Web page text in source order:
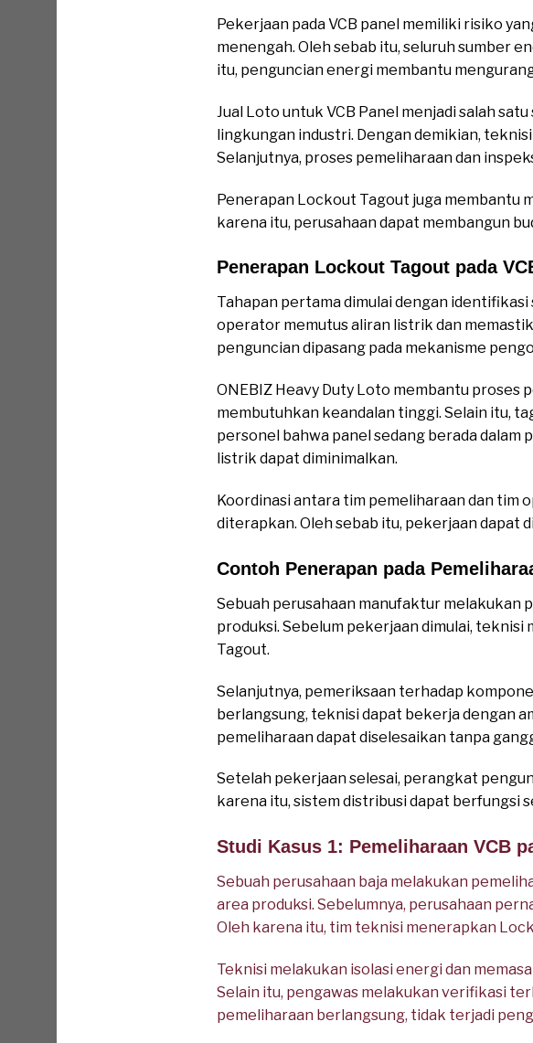
Pekerjaan pada VCB panel memiliki risiko
menengah. Oleh sebab itu, seluruh sumber
itu, penguncian energi membantu
Jual Loto untuk VCB Panel menjadi salah
lingkungan industri. Dengan demikian,
Selanjutnya, proses pemeliharaan dan
Penerapan Lockout Tagout juga membantu
karena itu, perusahaan dapat membangun
Penerapan Lockout Tagout pada
Tahapan pertama dimulai dengan
operator memutus aliran listrik dan
penguncian dipasang pada mekanisme
ONEBIZ Heavy Duty Loto membantu
membutuhkan keandalan tinggi. Selain itu,
personel bahwa panel sedang berada
listrik dapat diminimalkan.
Koordinasi antara tim pemeliharaan dan tim
diterapkan. Oleh sebab itu, pekerjaan dapat
Contoh Penerapan pada
Sebuah perusahaan manufaktur melakukan
produksi. Sebelum pekerjaan dimulai,
Tagout.
Selanjutnya, pemeriksaan terhadap
berlangsung, teknisi dapat bekerja dengan
pemeliharaan dapat diselesaikan tanpa
Setelah pekerjaan selesai, perangkat
karena itu, sistem distribusi dapat berfungsi
Studi Kasus 1: Pemeliharaan VCB
Sebuah perusahaan baja melakukan
area produksi. Sebelumnya, perusahaan
Oleh karena itu, tim teknisi menerapkan
Teknisi melakukan isolasi energi dan
Selain itu, pengawas melakukan verifikasi
pemeliharaan berlangsung, tidak terjadi